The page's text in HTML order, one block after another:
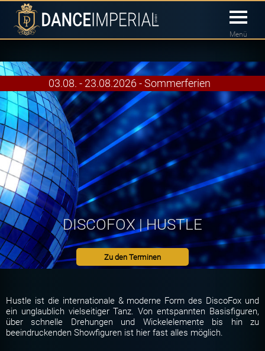
Menü
03.08. - 23.08.2026 - Sommerferien
DISCOFOX | HUSTLE
Zu den Terminen
Hustle ist die internationale & moderne Form des DiscoFox und
ein unglaublich vielseitiger Tanz. Von entspannten Basisfiguren,
über schnelle Drehungen und Wickelelemente bis hin zu
beeindruckenden Showfiguren ist hier fast alles möglich.